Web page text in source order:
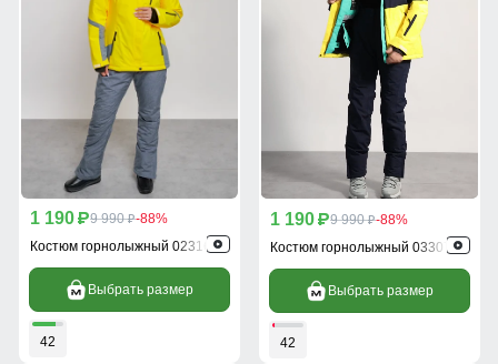
1 190 p9 990 p-88%
Костюм горнолыжный 02316J
Выбрать размер
42
1 190 p9 990 p-88%
Костюм горнолыжный 03307J
Выбрать размер
42